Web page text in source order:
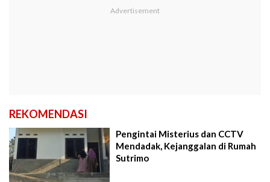
REKOMENDASI
Pengintai Misterius dan CCTV
Mendadak, Kejanggalan di Rumah
Sutrimo